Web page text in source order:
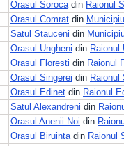
Orasul Sorocadin Raionul
Orasul Comrat din
Satul Stauceni din
Orasul Ungheni din Raionul
Orasul Floresti din Raionul
Orasul Singerei din Raionul
Orasul Edinet din Raionul
Satul Alexandreni din
Orasul Anenii Noi din
Orasul Biruintadin Raionul